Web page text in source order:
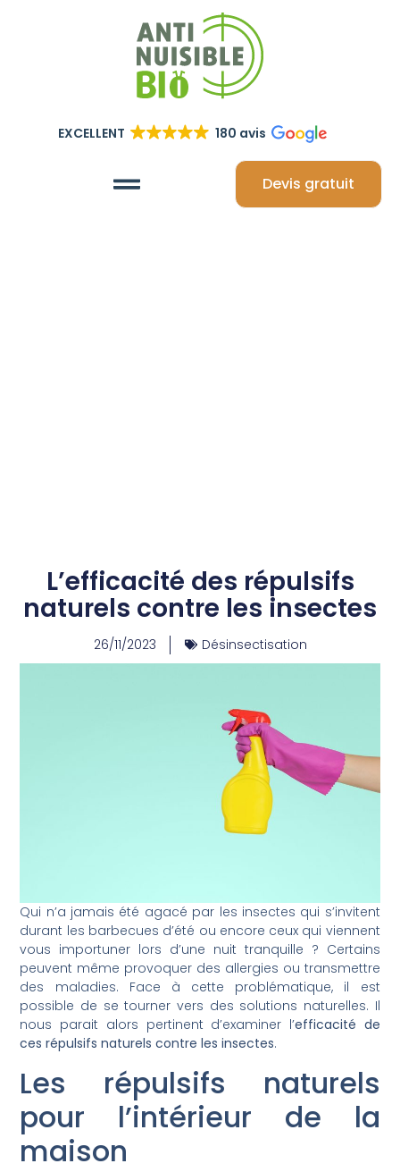
EXCELLENT 180 avis
Devis gratuit
L’efficacité des répulsifs
naturels contre les insectes
26/11/2023 Désinsectisation
Qui n’a jamais été agacé par les insectes qui s’invitent
durant les barbecues d’été ou encore ceux qui viennent
vous importuner lors d’une nuit tranquille ? Certains
peuvent même provoquer des allergies ou transmettre
des maladies. Face à cette problématique, il est
possible de se tourner vers des solutions naturelles. Il
nous parait alors pertinent d’examiner l’efficacité de
ces répulsifs naturels contre les insectes.
Les répulsifs naturels
pour l’intérieur de la
maison